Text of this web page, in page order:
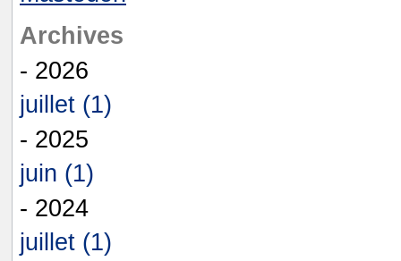
Archives
- 2026
juillet (1)
- 2025
juin (1)
- 2024
juillet (1)